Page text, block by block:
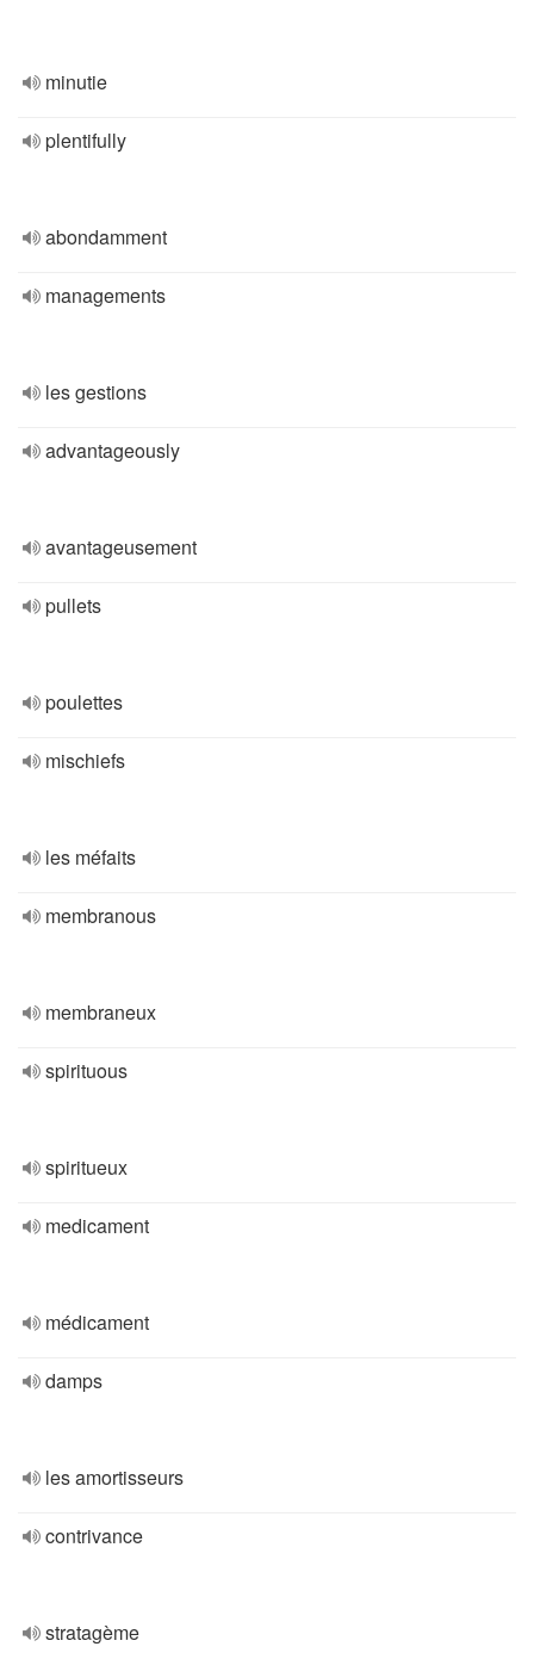
minutie
plentifully
abondamment
managements
les gestions
advantageously
avantageusement
pullets
poulettes
mischiefs
les méfaits
membranous
membraneux
spirituous
spiritueux
medicament
médicament
damps
les amortisseurs
contrivance
stratagème